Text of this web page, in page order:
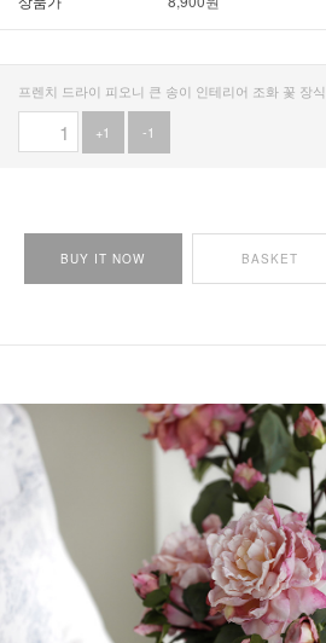
프렌치 드라이 피오니 큰 송이 인테리어 조화 꽃 장식
+1 -1
BUY IT NOW BASKET